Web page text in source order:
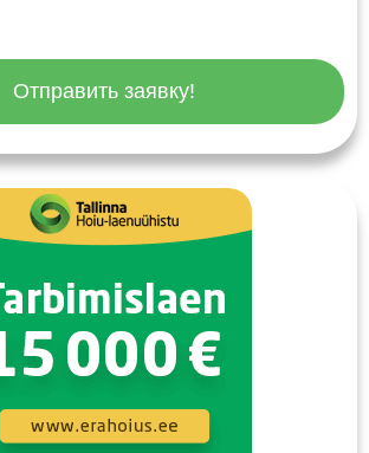
Отправить заявку!